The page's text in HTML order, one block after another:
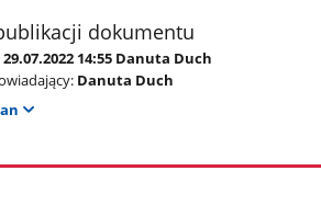
dokumentu
29.07.2022 14:55 Danuta Duch
Danuta Duch